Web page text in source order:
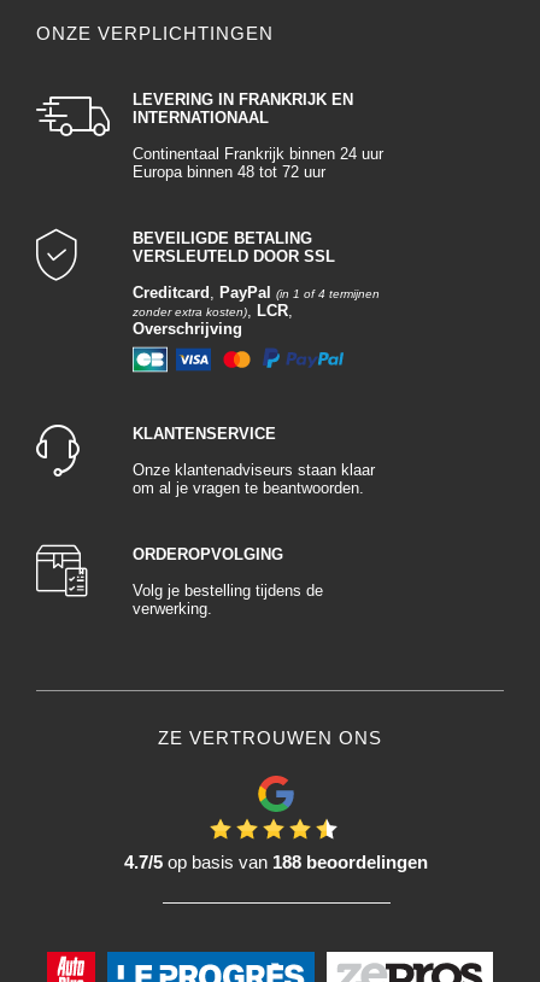
ONZE VERPLICHTINGEN
LEVERING IN FRANKRIJK EN
INTERNATIONAAL
Continentaal Frankrijk binnen 24 uur
Europa binnen 48 tot 72 uur
BEVEILIGDE BETALING
VERSLEUTELD DOOR SSL
Creditcard , PayPal
(in 1 of 4 termijnen
zonder extra kosten), LCR,
Overschrijving
KLANTENSERVICE
Onze klantenadviseurs staan klaar
om al je vragen te beantwoorden.
ORDEROPVOLGING
Volg je bestelling tijdens de
verwerking.
ZE VERTROUWEN ONS
4.7/5 op basis van 188 beoordelingen